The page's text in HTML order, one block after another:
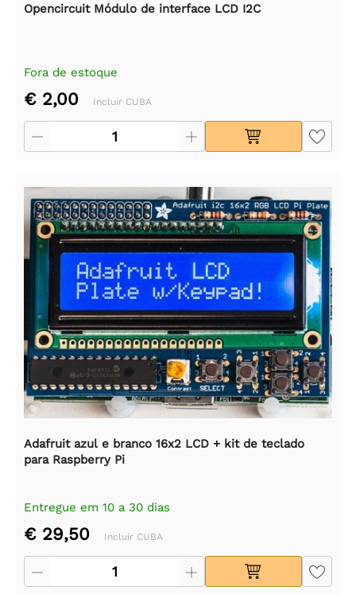
Opencircuit Módulo de interface LCD I2C
Fora de estoque
€ 2,00 Incluir CUBA
Adafruit azul e branco 16x2 LCD + kit de teclado
para Raspberry Pi
Entregue em 10 a 30 dias
€ 29,50 Incluir CUBA